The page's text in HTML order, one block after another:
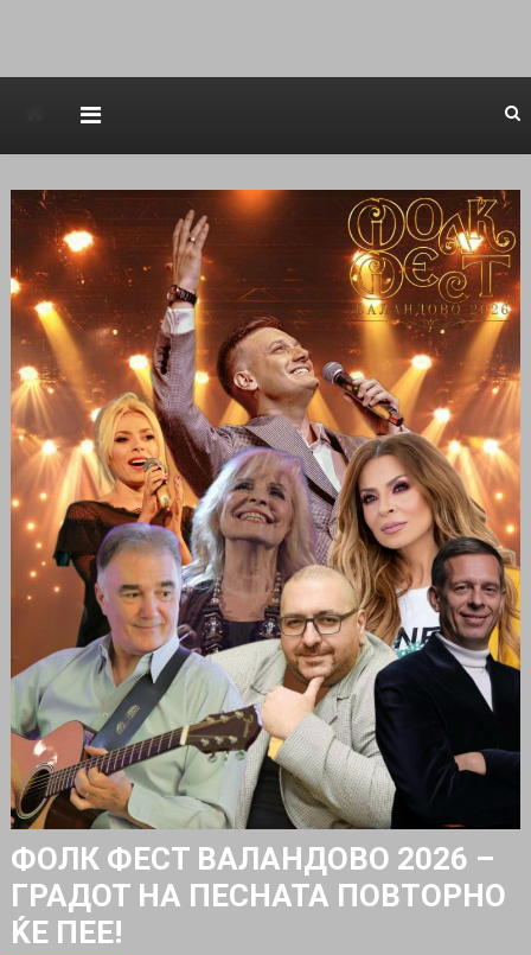
ФОЛК ФЕСТ ВАЛАНДОВО 2026 –
ГРАДОТ НА ПЕСНАТА ПОВТОРНО
ЌЕ ПЕЕ!